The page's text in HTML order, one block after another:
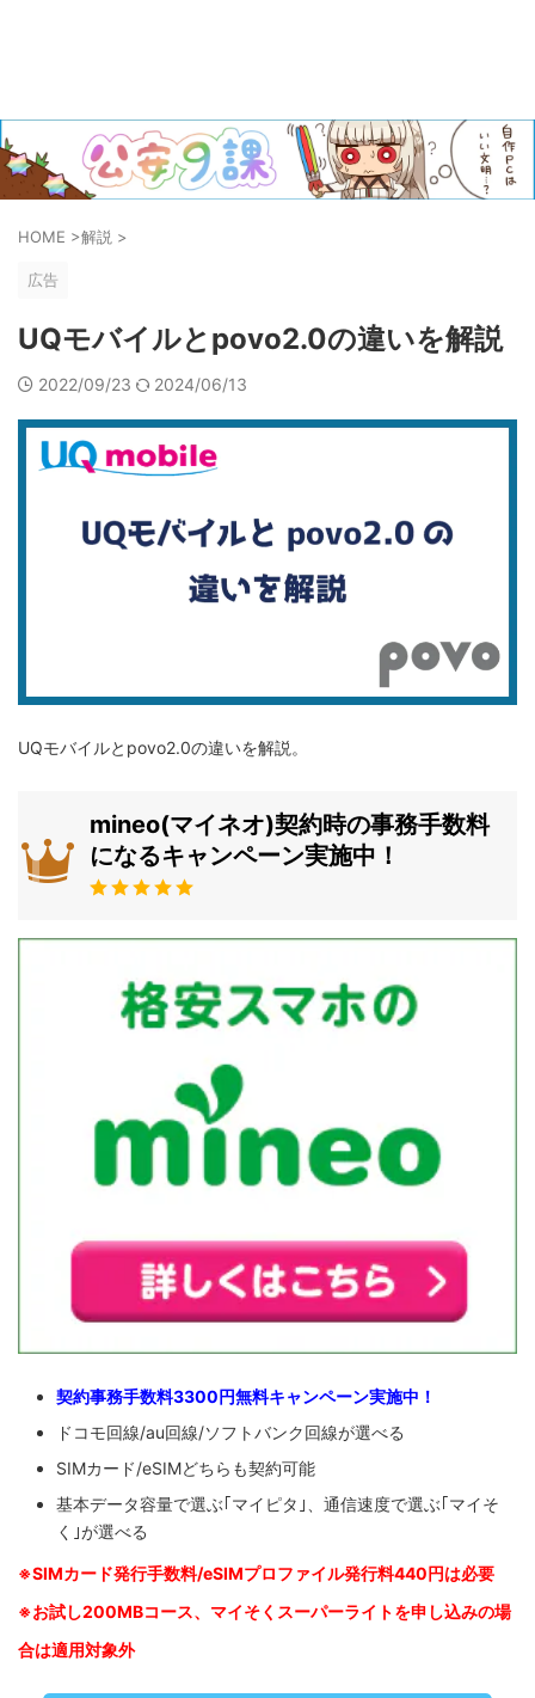
HOME >解説 >
広告
UQモバイルとpovo2.0の違いを解説
2022/09/23 2024/06/13
UQモバイルとpovo2.0の違いを解説。
mineo(マイネオ)契約時の事務手数料
になるキャンペーン実施中！
契約事務手数料3300円無料キャンペーン実施中！
ドコモ回線/au回線/ソフトバンク回線が選べる
SIMカード/eSIMどちらも契約可能
基本データ容量で選ぶ｢マイピタ｣、通信速度で選ぶ｢マイそ
く｣が選べる
※SIMカード発行手数料/eSIMプロファイル発行料440円は必要
※お試し200MBコース、マイそくスーパーライトを申し込みの場
合は適用対象外